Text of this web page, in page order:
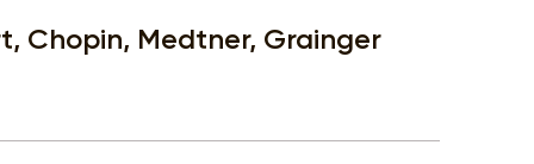
Chopin, Medtner, Grainger